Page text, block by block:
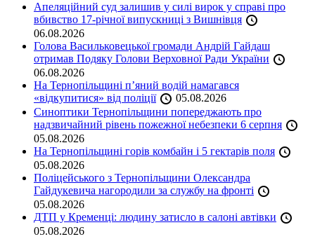
Апеляційний суд залишив у силі вирок у справі про
вбивство 17-річної випускниці з Вишнівця
06.08.2026
Голова Васильковецької громади Андрій Гайдаш
отримав Подяку Голови Верховної Ради України
06.08.2026
На Тернопільщині п’яний водій намагався
«відкупитися» від поліції
05.08.2026
Синоптики Тернопільщини попереджають про
надзвичайний рівень пожежної небезпеки 6 серпня
05.08.2026
На Тернопільщині горів комбайн і 5 гектарів поля
05.08.2026
Поліцейського з Тернопільщини Олександра
Гайдукевича нагородили за службу на фронті
05.08.2026
ДТП у Кременці: людину затисло в салоні автівки
05.08.2026